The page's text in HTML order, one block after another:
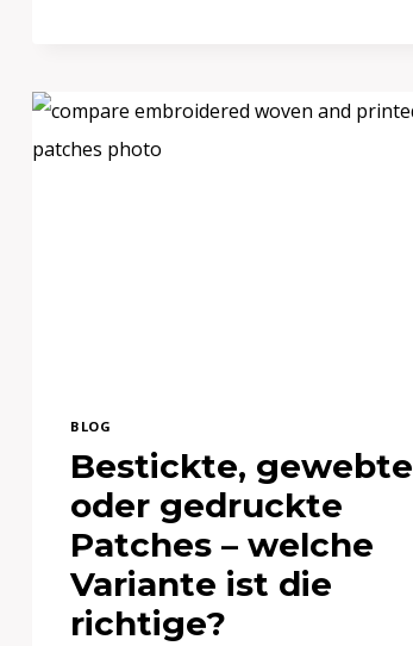
AUFNÄHER?
BLOG
Bestickte, gewebte
oder gedruckte
Patches – welche
Variante ist die
richtige?